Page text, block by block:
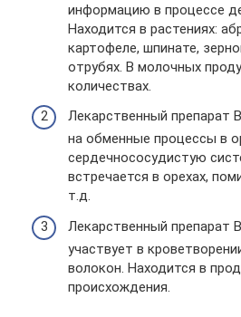
информацию в процессе
Находится в растениях:
картофеле, шпинате,
отрубях. В молочных
количествах.
Лекарственный препарат
на обменные процессы в
сердечнососудистую
встречается в орехах,
т.д.
Лекарственный препарат
участвует в
волокон. Находится в
происхождения.